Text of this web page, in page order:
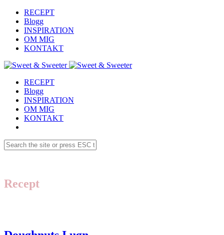
RECEPT
Blogg
INSPIRATION
OM MIG
KONTAKT
RECEPT
Blogg
INSPIRATION
OM MIG
KONTAKT
Recept